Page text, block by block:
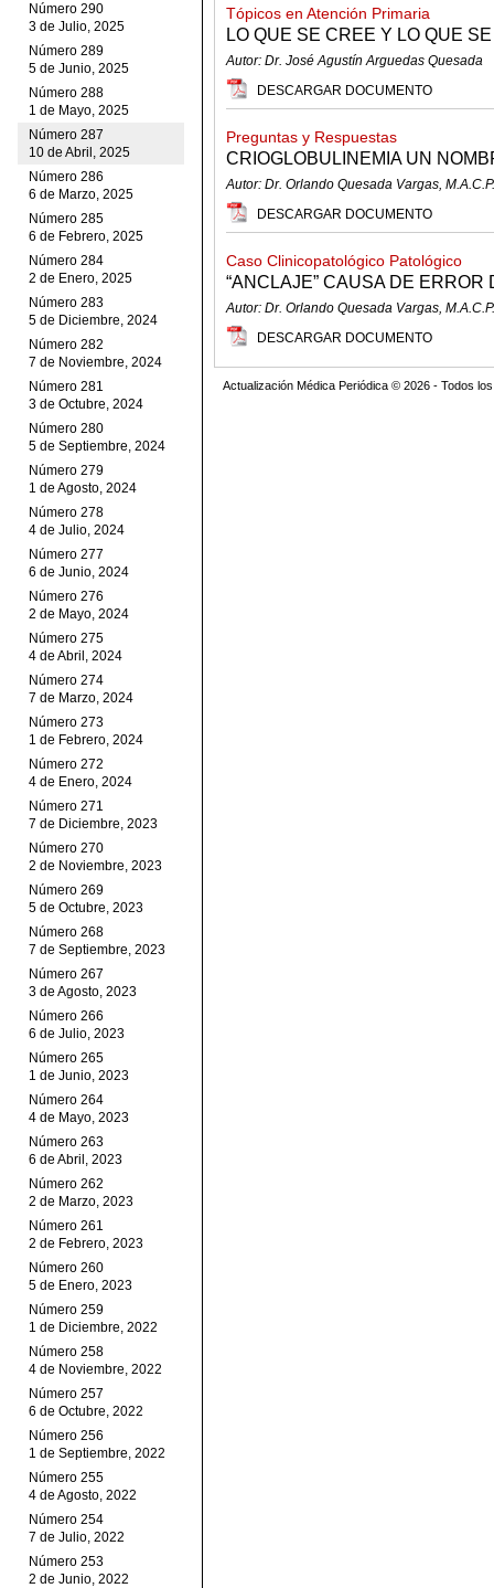
Número 290
3 de Julio, 2025
Número 289
5 de Junio, 2025
Número 288
1 de Mayo, 2025
Número 287
10 de Abril, 2025
Número 286
6 de Marzo, 2025
Número 285
6 de Febrero, 2025
Número 284
2 de Enero, 2025
Número 283
5 de Diciembre, 2024
Número 282
7 de Noviembre, 2024
Número 281
3 de Octubre, 2024
Número 280
5 de Septiembre, 2024
Número 279
1 de Agosto, 2024
Número 278
4 de Julio, 2024
Número 277
6 de Junio, 2024
Número 276
2 de Mayo, 2024
Número 275
4 de Abril, 2024
Número 274
7 de Marzo, 2024
Número 273
1 de Febrero, 2024
Número 272
4 de Enero, 2024
Número 271
7 de Diciembre, 2023
Número 270
2 de Noviembre, 2023
Número 269
5 de Octubre, 2023
Número 268
7 de Septiembre, 2023
Número 267
3 de Agosto, 2023
Número 266
6 de Julio, 2023
Número 265
1 de Junio, 2023
Número 264
4 de Mayo, 2023
Número 263
6 de Abril, 2023
Número 262
2 de Marzo, 2023
Número 261
2 de Febrero, 2023
Número 260
5 de Enero, 2023
Número 259
1 de Diciembre, 2022
Número 258
4 de Noviembre, 2022
Número 257
6 de Octubre, 2022
Número 256
1 de Septiembre, 2022
Número 255
4 de Agosto, 2022
Número 254
7 de Julio, 2022
Número 253
2 de Junio, 2022
Tópicos en Atención Primaria
LO QUE SE CREE Y LO QUE
Autor: Dr. José Agustín Arguedas Quesada
DESCARGAR DOCUMENTO
Preguntas y Respuestas
CRIOGLOBULINEMIA UN
Autor: Dr. Orlando Quesada Vargas, M.A.C.P.
DESCARGAR DOCUMENTO
Caso Clinicopatológico Patológico
“ANCLAJE” CAUSA DE ERROR
Autor: Dr. Orlando Quesada Vargas, M.A.C.P.
DESCARGAR DOCUMENTO
Actualización Médica Periódica © 2026 - Todos